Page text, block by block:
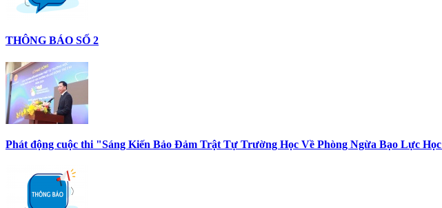
THÔNG BÁO SỐ 2
Phát động cuộc thi "Sáng Kiến Bảo Đảm Trật Tự Trường Học Về Phòng Ngừa Bạo Lực